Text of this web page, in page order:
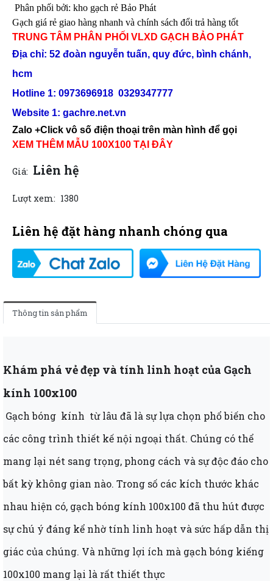
Phân phối bởi: kho gạch rẻ Bảo Phát
Gạch giá rẻ giao hàng nhanh và chính sách đổi trả hàng tốt
TRUNG TÂM PHÂN PHỐI VLXD GẠCH BẢO PHÁT
Địa chỉ: 52 đoàn nguyễn tuấn, quy đức, bình chánh,
hcm
Hotline 1: 0973696918 0329347777
Website 1: gachre.net.vn
Zalo +Click vô số điện thoại trên màn hình để gọi
XEM THÊM MẪU 100X100 TẠI ĐÂY
Giá: Liên hệ
Lượt xem: 1380
Liên hệ đặt hàng nhanh chóng qua
Thông tin sản phẩm
Khám phá vẻ đẹp và tính linh hoạt của Gạch
kính 100x100
Gạch bóng kính từ lâu đã là sự lựa chọn phổ biến cho
các công trình thiết kế nội ngoại thất. Chúng có thể
mang lại nét sang trọng, phong cách và sự độc đáo cho
bất kỳ không gian nào. Trong số các kích thước khác
nhau hiện có, gạch bóng kính 100x100 đã thu hút được
sự chú ý đáng kể nhờ tính linh hoạt và sức hấp dẫn thị
giác của chúng. Và những lợi ích mà gạch bóng kiếng
100x100 mang lại là rất thiết thực